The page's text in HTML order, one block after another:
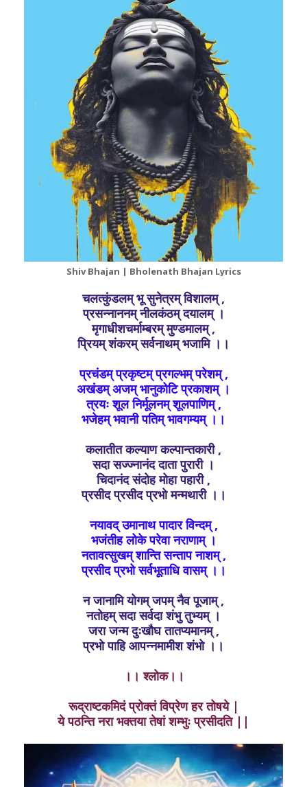
Shiv Bhajan | Bholenath Bhajan Lyrics
चलत्कुंडलम् भू सुनेत्रम् विशालम् ,
प्रसन्नाननम् नीलकंठम् दयालम् ।
मृगाधीशचर्माम्बरम् मुण्डमालम् ,
प्रियम् शंकरम् सर्वनाथम् भजामि ।।
प्रचंडम् प्रकृष्टम् प्रगल्भम् परेशम् ,
अखंडम् अजम् भानुकोटि प्रकाशम् ।
त्रयः शूल निर्मूलनम् शूलपाणिम् ,
भजेहम् भवानी पतिम् भावगम्यम् ।।
कलातीत कल्याण कल्पान्तकारी ,
सदा सज्ज्नानंद दाता पुरारी ।
चिदानंद संदोह मोहा पहारी ,
प्रसीद प्रसीद प्रभो मन्मथारी ।।
नयावद् उमानाथ पादार विन्दम् ,
भजंतीह लोके परेवा नराणाम् ।
नतावत्सुखम् शान्ति सन्ताप नाशम् ,
प्रसीद प्रभो सर्वभूताधि वासम् ।।
न जानामि योगम् जपम् नैव पूजाम् ,
नतोहम् सदा सर्वदा शंभु तुभ्यम् ।
जरा जन्म दुःखौघ तातप्यमानम् ,
प्रभो पाहि आपन्नमामीश शंभो ।।
।। श्लोक।।
रूद्राष्टकमिदं प्रोक्तं विप्रेण हर तोषये |
ये पठन्ति नरा भक्तया तेषां शम्भुः प्रसीदति ||